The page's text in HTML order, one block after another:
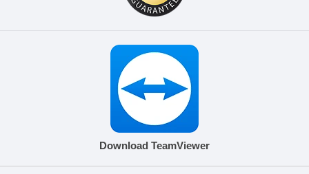
Download TeamViewer